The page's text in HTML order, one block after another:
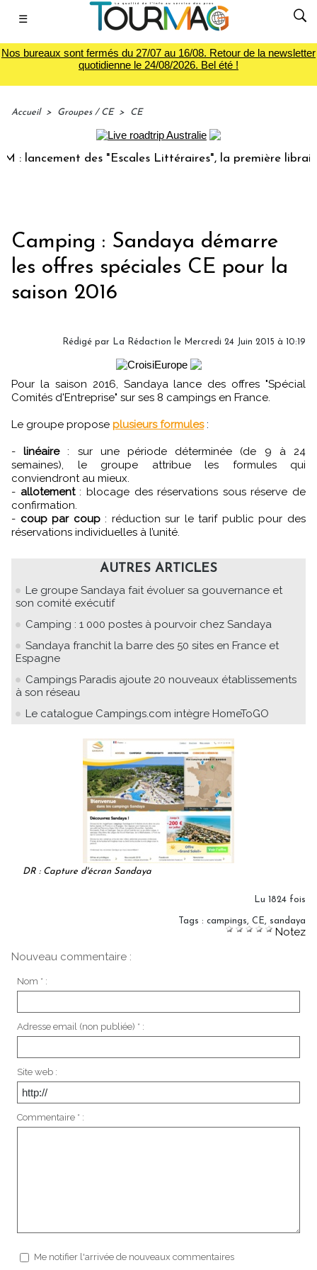
☰
Nos bureaux sont fermés du 27/07 au 16/08. Retour de la newsletter
quotidienne le 24/08/2026. Bel été !
Accueil > Groupes / CE > CE
lancement des "Escales Littéraires", la première librairie
Camping : Sandaya démarre
les offres spéciales CE pour la
saison 2016
Rédigé par La Rédaction le Mercredi 24 Juin 2015 à 10:19
Pour la saison 2016, Sandaya lance des offres "Spécial
Comités d'Entreprise" sur ses 8 campings en France.
Le groupe propose plusieurs formules:
- linéaire: sur une période déterminée (de 9 à 24
semaines), le groupe attribue les formules qui
conviendront au mieux.
- allotement: blocage des réservations sous réserve de
confirmation.
- coup par coup: réduction sur le tarif public pour des
réservations individuelles à l’unité.
AUTRES ARTICLES
Le groupe Sandaya fait évoluer sa gouvernance et
son comité exécutif
Camping : 1 000 postes à pourvoir chez Sandaya
Sandaya franchit la barre des 50 sites en France et
Espagne
Campings Paradis ajoute 20 nouveaux établissements
à son réseau
Le catalogue Campings.com intègre HomeToGO
DR : Capture d'écran Sandaya
Lu 1824 fois
Tags : campings CE sandaya
Notez
Nouveau commentaire :
Nom * :
Adresse email (non publiée) * :
Site web :
Commentaire * :
Me notifier l'arrivée de nouveaux commentaires